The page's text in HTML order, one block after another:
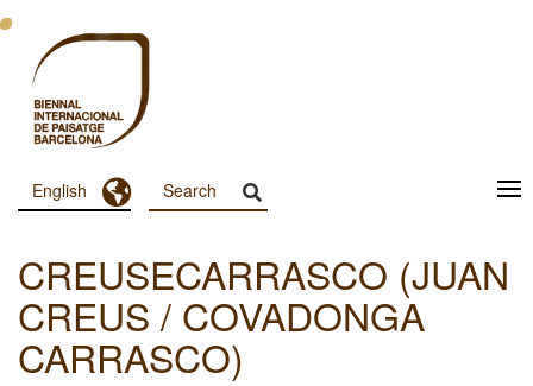
Skip
main
content
Menu
Principal
Dashboard
English Toggle Dropdown
CREUSECARRASCO (JUAN
CREUS / COVADONGA
CARRASCO)